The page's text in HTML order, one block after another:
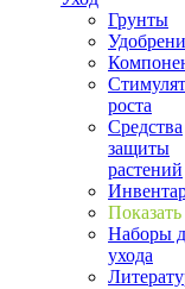
Грунты
роста
Средства
защиты
растений
Наборы
ухода